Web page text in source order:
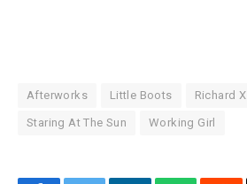
Afterworks Little Boots Richard X
Staring At The Sun Working Girl